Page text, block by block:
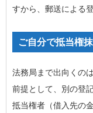
すから、郵送による
ご自分で抵当権
法務局まで出向くの
前提として、別の登
抵当権者（借入先の